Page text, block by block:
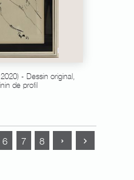
- Dessin original,
de profil
6 7 8